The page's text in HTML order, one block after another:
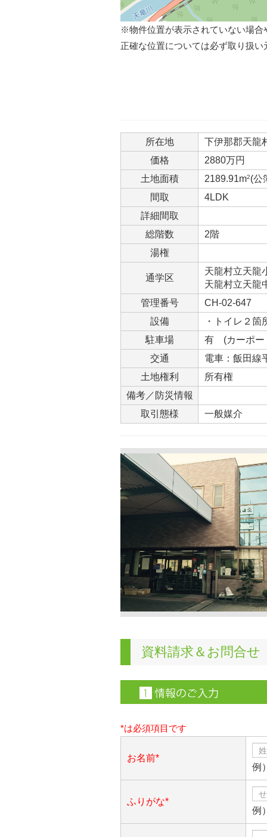
※物件位置が表示されていない場合
正確な位置については必ず取り扱
所在地
下伊那郡天龍
価格
2880万円
土地面積
2189.91m2(公
間取
4LDK
詳細間取
総階数
2階
湯権
通学区
天龍村立天龍
天龍村立天龍
管理番号
CH-02-647
設備
・トイレ２
駐車場
有 (カーポー
交通
電車：飯田
土地権利
所有権
備考／防災情報
取引態様
一般媒介
資料請求＆お問合せ
*は必須項目です
お名前*
例
ふりがな*
例